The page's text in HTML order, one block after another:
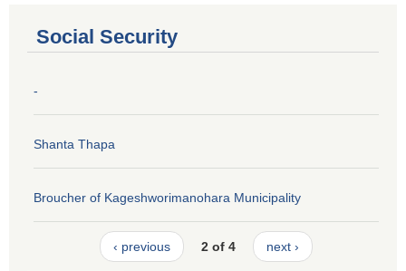
Social Security
-
Shanta Thapa
Broucher of Kageshworimanohara Municipality
‹ previous 2 of 4 next ›